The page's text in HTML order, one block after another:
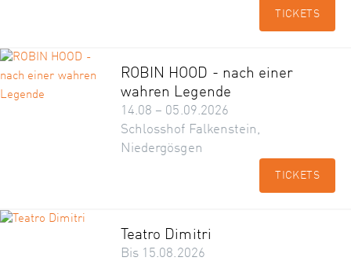
TICKETS
ROBIN HOOD - nach einer
wahren Legende
14.08 – 05.09.2026
Schlosshof Falkenstein,
Niedergösgen
TICKETS
Teatro Dimitri
Bis 15.08.2026